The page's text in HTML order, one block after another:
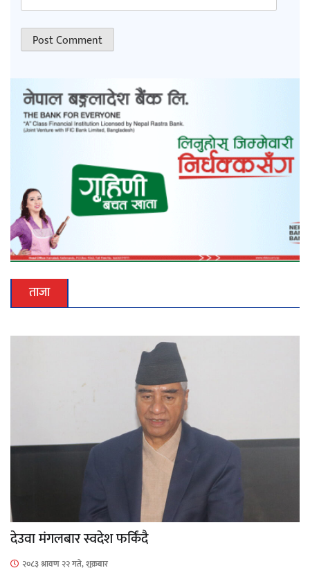
ताजा
देउवा मंगलबार स्वदेश फर्किंदै
२०८३ श्रावण २२ गते, शुक्रबार